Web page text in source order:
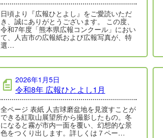
日頃より『広報ひとよし』をご愛読いただ
き、誠にありがとうございます。 この度、
令和7年度「熊本県広報コンクール」におい
て、人吉市の広報紙および広報写真が、特
選…
2026年1月5日
令和8年 広報ひとよし1月
全ページ 表紙 人吉球磨盆地を見渡すことが
できる紅取山展望所から撮影したもの。冬
になると霧が市内一面を覆い、幻想的な景
色をつくり出します。詳しくは７ペー…